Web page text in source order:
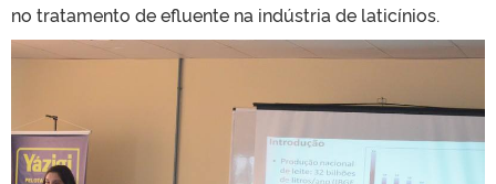
no tratamento de efluente na indústria de laticínios.